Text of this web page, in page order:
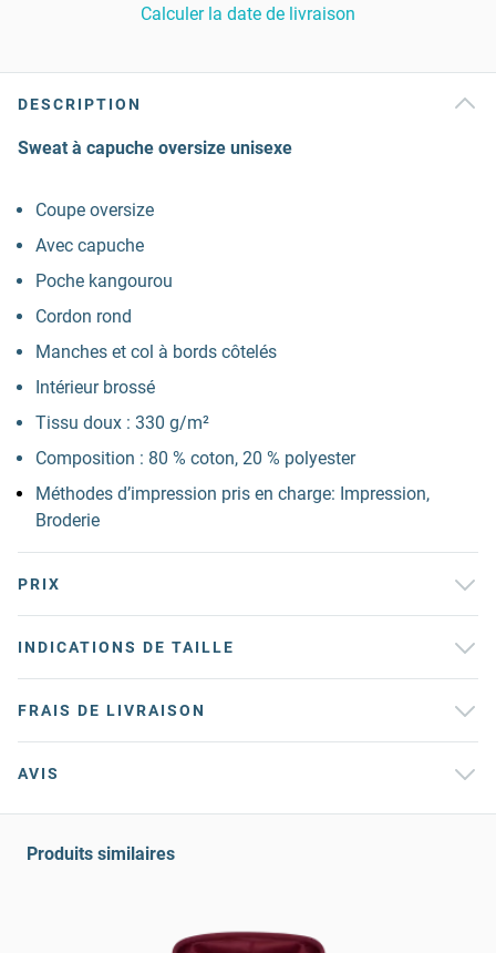
Calculer la date de livraison
DESCRIPTION
Sweat à capuche oversize unisexe
Coupe oversize
Avec capuche
Poche kangourou
Cordon rond
Manches et col à bords côtelés
Intérieur brossé
Tissu doux : 330 g/m²
Composition : 80 % coton, 20 % polyester
Méthodes d’impression pris en charge: Impression,
Broderie
PRIX
INDICATIONS DE TAILLE
FRAIS DE LIVRAISON
AVIS
Produits similaires